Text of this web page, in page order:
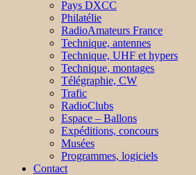
Pays DXCC
Philatélie
RadioAmateurs France
Technique, antennes
Technique, UHF et hypers
Technique, montages
Télégraphie, CW
Trafic
RadioClubs
Espace – Ballons
Expéditions, concours
Musées
Programmes, logiciels
Contact